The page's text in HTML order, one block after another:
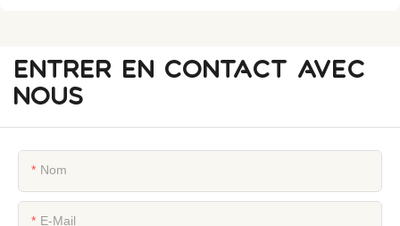
ENTRER EN CONTACT AVEC
NOUS
Nom
E-Mail